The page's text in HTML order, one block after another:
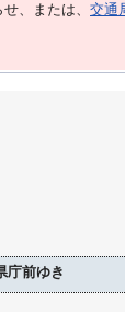
、または、 交通
庁前ゆき